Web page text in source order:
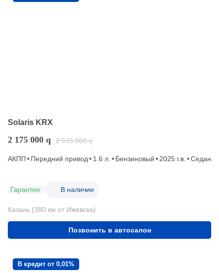
Solaris KRX
2 175 000 q 2 535 000 q
АКПП Передний привод 1.6 л. Бензиновый 2025 г.в. Седан
Гарантия В наличии
Казань (380 км от Ижевска)
Позвонить в автосалон
В кредит от 0,01%